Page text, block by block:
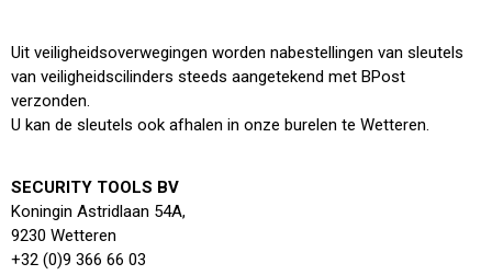
Uit veiligheidsoverwegingen worden nabestellingen van sleutels
van veiligheidscilinders steeds aangetekend met BPost
verzonden.
U kan de sleutels ook afhalen in onze burelen te Wetteren.
SECURITY TOOLS BV
Koningin Astridlaan 54A,
9230 Wetteren
+32 (0)9 366 66 03